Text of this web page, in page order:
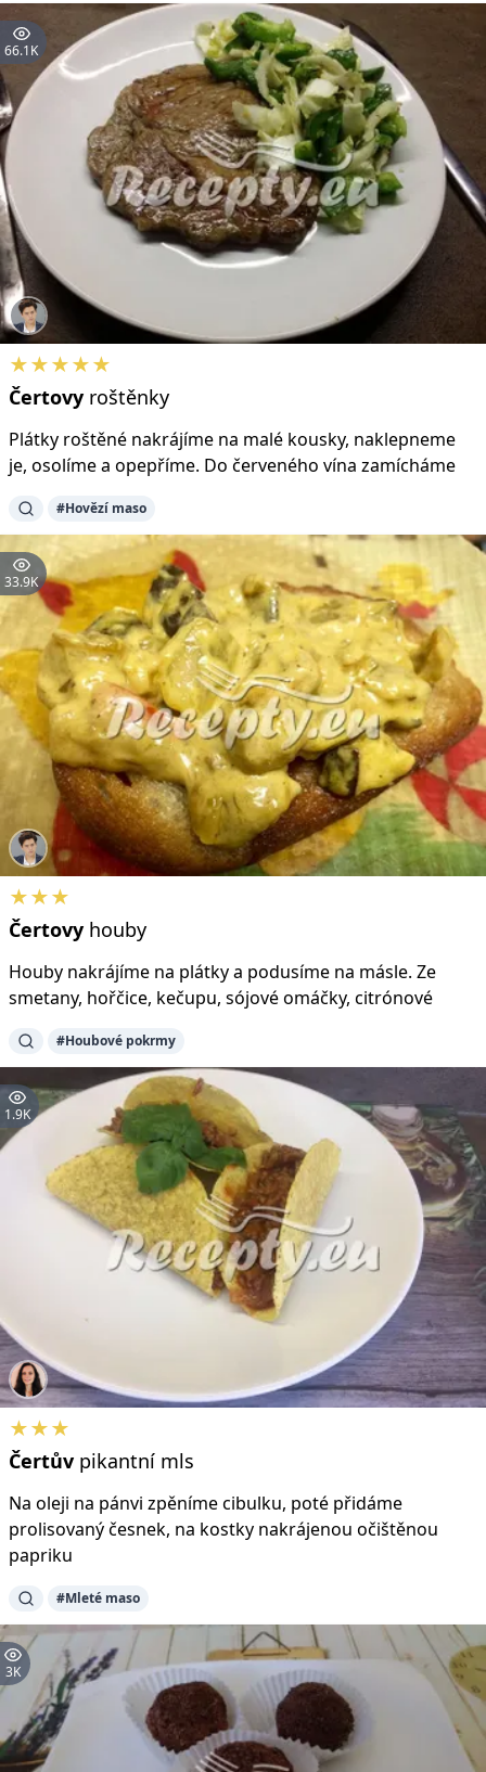
66.1K
★★★★★
Čertovy roštěnky
Plátky roštěné nakrájíme na malé kousky, naklepneme
je, osolíme a opepříme. Do červeného vína zamícháme
#Hovězí maso
33.9K
★★★
Čertovy houby
Houby nakrájíme na plátky a podusíme na másle. Ze
smetany, hořčice, kečupu, sójové omáčky, citrónové
#Houbové pokrmy
1.9K
★★★
Čertův pikantní mls
Na oleji na pánvi zpěníme cibulku, poté přidáme
prolisovaný česnek, na kostky nakrájenou očištěnou
papriku
#Mleté maso
3K